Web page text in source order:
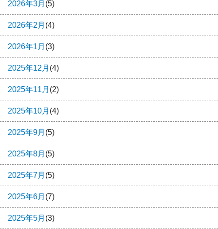
2026年3月 (5)
2026年2月 (4)
2026年1月 (3)
2025年12月 (4)
2025年11月 (2)
2025年10月 (4)
2025年9月 (5)
2025年8月 (5)
2025年7月 (5)
2025年6月 (7)
2025年5月 (3)